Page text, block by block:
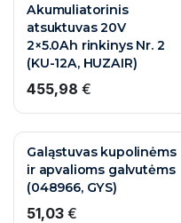
Akumuliatorinis
atsuktuvas 20V
2×5.0Ah rinkinys Nr. 2
(KU-12A, HUZAIR)
455,98 €
Galąstuvas kupolinėms
ir apvalioms galvutėms
(048966, GYS)
51,03 €